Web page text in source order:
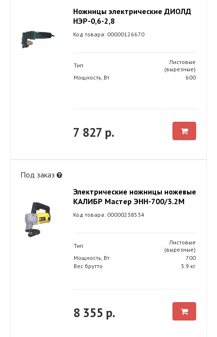
Ножницы электрические ДИОЛД
НЭР-0,6-2,8
Код товара: 00000126670
Тип
Листовые
(вырезные)
Мощность, Вт
600
7 827 р.
Под заказ
Электрические ножницы ножевые
КАЛИБР Мастер ЭНН-700/3.2М
Код товара: 00000238534
Тип
Листовые
(вырезные)
Мощность, Вт
700
Вес брутто
3.9 кг
8 355 р.